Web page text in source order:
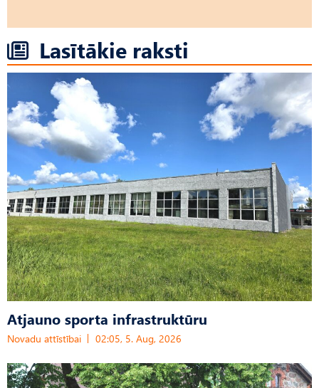
Lasītākie raksti
Atjauno sporta infrastruktūru
Novadu attīstībai 02:05, 5. Aug, 2026